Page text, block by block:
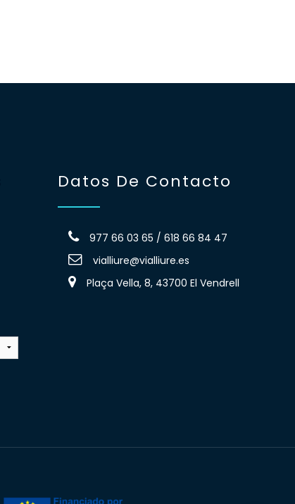
Datos De Contacto
977 66 03 65 / 618 66 84 47
vialliure@vialliure.es
Plaça Vella, 8, 43700 El Vendrell